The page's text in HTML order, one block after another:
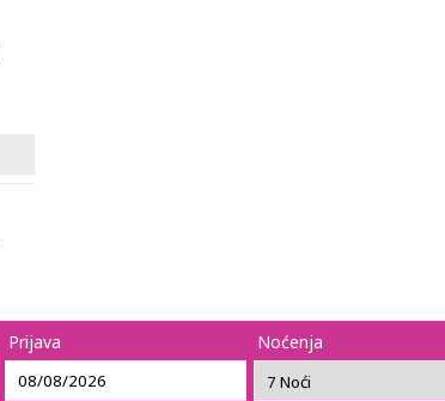
Prijava Noćenja